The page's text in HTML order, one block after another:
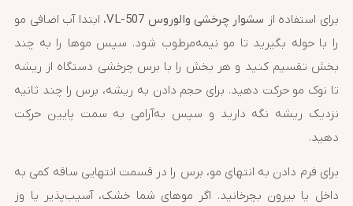
برای استفاده از سشوار چرخشی والوروس VL-507
، ابتدا آب اضافی مو
را با حوله بگیرید تا مو نیمه‌مرطوب شود. سپس موها را به چند
بخش تقسیم کنید و هر بخش را با برس چرخشی دستگاه از ریشه
تا نوک مو حرکت دهید. برای حجم دادن به ریشه، برس را چند ثانیه
نزدیک ریشه نگه دارید و سپس به‌آرامی به سمت پایین حرکت
دهید.
برای فرم دادن به انتهای مو، برس را در قسمت انتهایی ساقه کمی به
داخل یا بیرون بچرخانید. اگر موهای شما خشک، آسیب‌پذیر یا وز